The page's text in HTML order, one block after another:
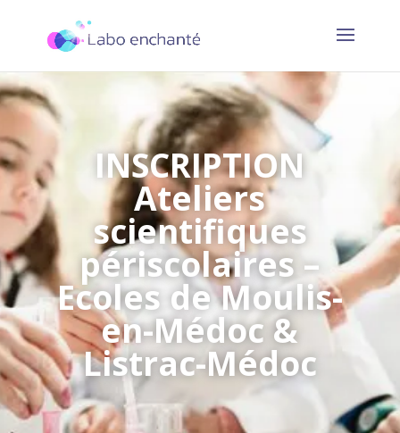
INSCRIPTION
Ateliers
scientifiques
périscolaires –
Ecoles de Moulis-
en-Médoc &
Listrac-Médoc